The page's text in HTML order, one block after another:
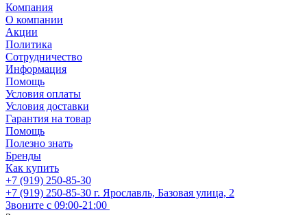
Компания
О компании
Акции
Политика
Сотрудничество
Информация
Помощь
Условия оплаты
Условия доставки
Гарантия на товар
Помощь
Полезно знать
Бренды
Как купить
+7 (919) 250-85-30
+7 (919) 250-85-30 г. Ярославль, Базовая улица, 2
Звоните с 09:00-21:00